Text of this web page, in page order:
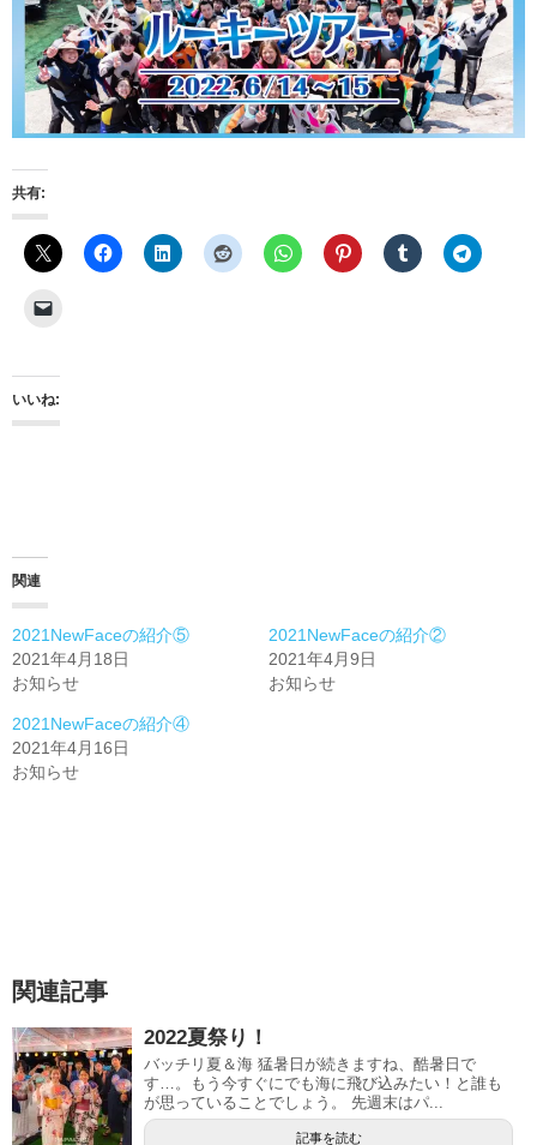
共有:
いいね:
関連
2021NewFaceの紹介⑤
2021年4月18日
お知らせ
2021NewFaceの紹介②
2021年4月9日
お知らせ
2021NewFaceの紹介④
2021年4月16日
お知らせ
関連記事
2022夏祭り！
バッチリ夏＆海 猛暑日が続きますね、酷暑日で
す…。もう今すぐにでも海に飛び込みたい！と誰も
が思っていることでしょう。 先週末はパ...
記事を読む